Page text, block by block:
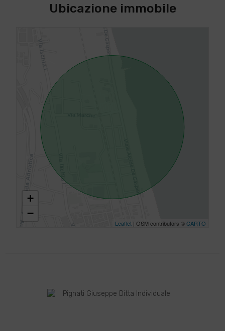
Ubicazione immobile
+
−
Leaflet| OSM contributors ©CARTO